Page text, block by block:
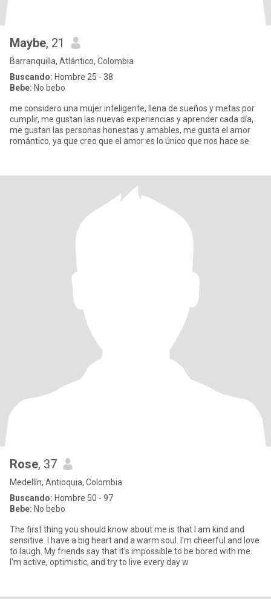
Maybe, 21
Barranquilla, Atlántico, Colombia
Buscando: Hombre 25 - 38
Bebe: No bebo
me considero una mujer inteligente, llena de sueños y metas por
cumplir, me gustan las nuevas experiencias y aprender cada día,
me gustan las personas honestas y amables, me gusta el amor
romántico, ya que creo que el amor es lo único que nos hace se
Rose, 37
Medellín, Antioquia, Colombia
Buscando: Hombre 50 - 97
Bebe: No bebo
The first thing you should know about me is that I am kind and
sensitive. I have a big heart and a warm soul. I'm cheerful and love
to laugh. My friends say that it's impossible to be bored with me.
I'm active, optimistic, and try to live every day w